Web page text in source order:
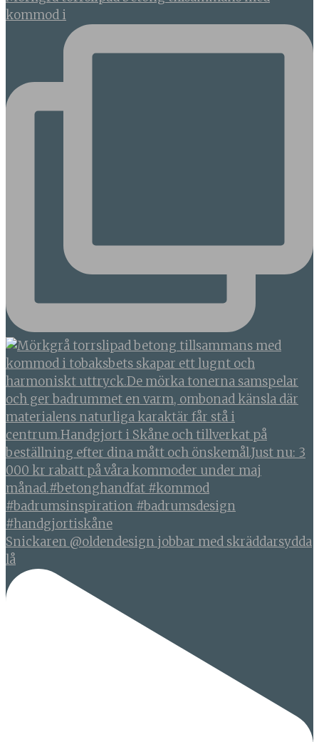
kommod i
Snickaren @oldendesign jobbar med skräddarsydda
lå